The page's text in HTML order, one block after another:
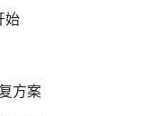
始
方案